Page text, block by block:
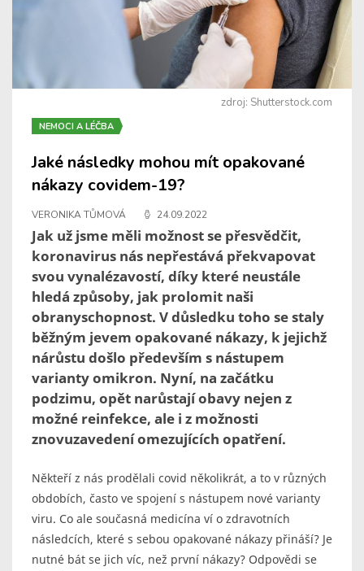
zdroj: Shutterstock.com
NEMOCI A LÉČBA
Jaké následky mohou mít opakované
nákazy covidem-19?
VERONIKA TŮMOVÁ 24.09.2022
Jak už jsme měli možnost se přesvědčit,
koronavirus nás nepřestává překvapovat
svou vynalézavostí, díky které neustále
hledá způsoby, jak prolomit naši
obranyschopnost. V důsledku toho se staly
běžným jevem opakované nákazy, k jejichž
nárůstu došlo především s nástupem
varianty omikron. Nyní, na začátku
podzimu, opět narůstají obavy nejen z
možné reinfekce, ale i z možnosti
znovuzavedení omezujících opatření.
Někteří z nás prodělali covid několikrát, a to v různých
obdobích, často ve spojení s nástupem nové varianty
viru. Co ale současná medicína ví o zdravotních
následcích, které s sebou opakované nákazy přináší? Je
nutné bát se jich víc, než první nákazy? Odpovědi se